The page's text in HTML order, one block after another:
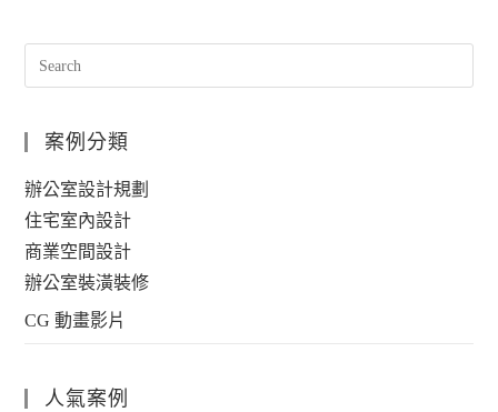
案例分類
辦公室設計規劃
住宅室內設計
商業空間設計
辦公室裝潢裝修
CG 動畫影片
人氣案例